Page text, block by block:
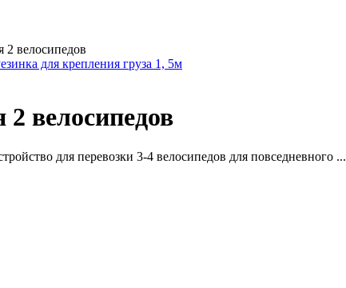
2 велосипедов
для крепления груза 1, 5м
велосипедов
для перевозки 3-4 велосипедов для повседневного ...